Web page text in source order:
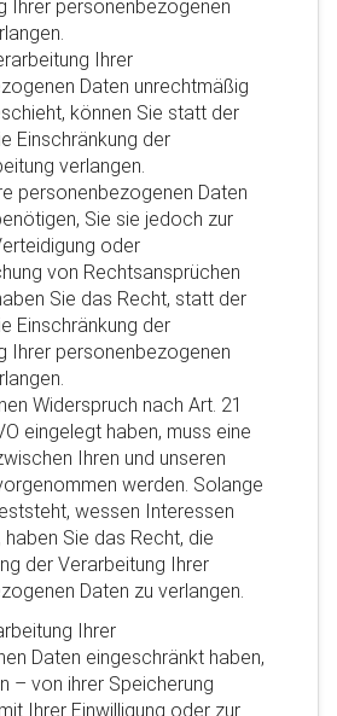
Ihrer personenbezogenen
Ihrer
Daten unrechtmäßig
können Sie statt der
Einschränkung der
verlangen.
personenbezogenen Daten
Sie sie jedoch zur
oder
von Rechtsansprüchen
Sie das Recht, statt der
Einschränkung der
Ihrer personenbezogenen
Widerspruch nach Art. 21
eingelegt haben, muss eine
Ihren und unseren
werden. Solange
wessen Interessen
haben Sie das Recht, die
der Verarbeitung Ihrer
Daten zu verlangen.
Ihrer
Daten eingeschränkt haben,
– von ihrer Speicherung
Ihrer Einwilligung oder zur